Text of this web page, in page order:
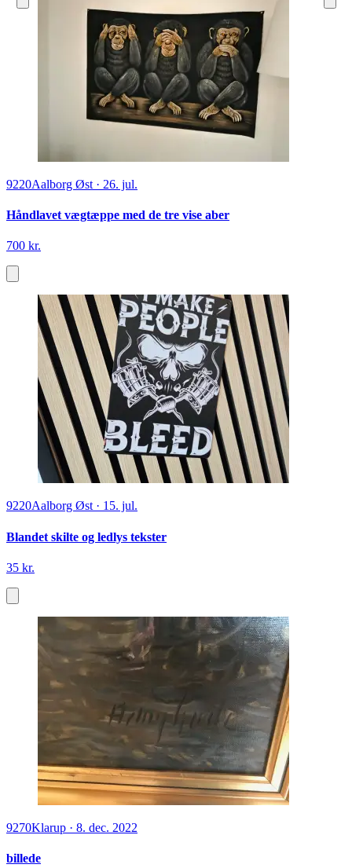
9220Aalborg Øst · 26. jul.
Håndlavet vægtæppe med de tre vise aber
700 kr.
9220Aalborg Øst· 15. jul.
Blandet skilte og ledlys tekster
35 kr.
9270Klarup · 8. dec. 2022
billede